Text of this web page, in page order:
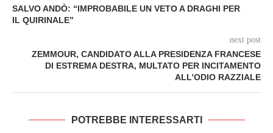
SALVO ANDÒ: “IMPROBABILE UN VETO A DRAGHI PER
IL QUIRINALE”
next post
ZEMMOUR, CANDIDATO ALLA PRESIDENZA FRANCESE
DI ESTREMA DESTRA, MULTATO PER INCITAMENTO
ALL’ODIO RAZZIALE
POTREBBE INTERESSARTI